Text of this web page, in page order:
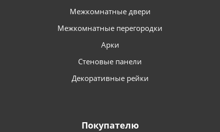
Межкомнатные двери
Межкомнатные перегородки
Арки
Стеновые панели
Декоративные рейки
Покупателю